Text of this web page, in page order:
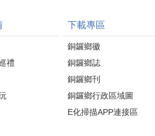
禮
下載專區
銅鑼鄉徽
銅鑼鄉誌
銅鑼鄉刊
銅鑼鄉行政區域圖
E化掃描APP連接區